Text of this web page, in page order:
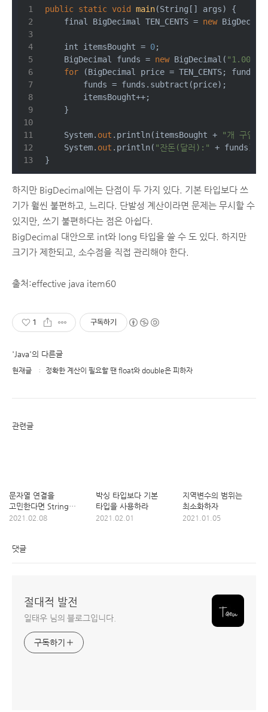
public static void main(String[] args)
{
    final BigDecimal TEN_CENTS =
new
int itemsBought = 0;
    BigDecimal funds =
new BigDecimal( "1.00"
for (BigDecimal price = TEN_CENTS;
        funds = funds.subtract(price);
        itemsBought++;
    }
    System.
out .println(itemsBought + "개 구입"
    System.
out .println( "잔돈(달러):"
+ funds);
}
하지만 BigDecimal에는 단점이 두 가지 있다. 기본 타입보다 쓰
기가 훨씬 불편하고, 느리다. 단발성 계산이라면 문제는 무시할 수
있지만, 쓰기 불편하다는 점은 아쉽다.
BigDecimal 대안으로 int와 long 타입을 쓸 수 도 있다. 하지만
크기가 제한되고, 소수점을 직접 관리해야 한다.
출처:effective java item60
1 구독하기
'Java'의 다른글
현재글 정확한 계산이 필요할 땐 float와 double은 피하자
관련글
문자열 연결을
고민한다면 String
보다는 StringBuilder
2021.02.08
박싱 타입보다 기본
타입을 사용하라
2021.02.01
지역변수의 범위는
최소화하자
2021.01.05
댓글
절대적 발전
일태우 님의 블로그입니다.
구독하기